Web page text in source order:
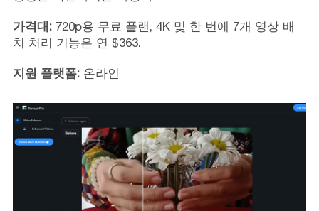
가격대:720p용 무료 플랜, 4K 및 한 번에 7개 영상 배
치 처리 기능은 연 $363.
지원 플랫폼:온라인